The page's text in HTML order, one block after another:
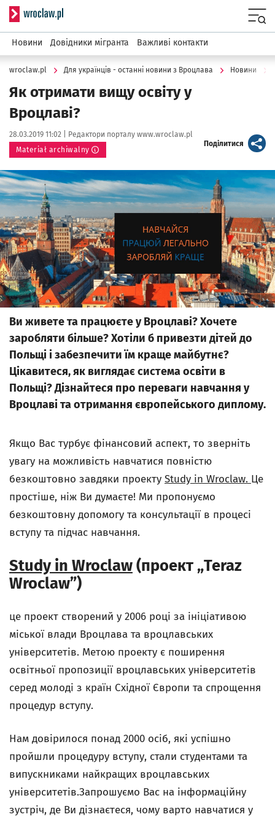
Serwis informacyjny wroclaw.pl
Новини Довідники мігранта Важливі контакти
wroclaw.pl Для українців - останні новини з Вроцлава Новини
Як отримати вищу освіту у
Вроцлаві?
Data publikacji:
28.03.2019 11:02 | Autor:
Редактори порталу www.wroclaw.pl
Materiał archiwalny
Поділитися artykuł
Kliknij, aby powiększyć
Ви живете та працюєте у Вроцлаві? Хочете
заробляти більше? Хотіли б привезти дітей до
Польщі і забезпечити їм краще майбутнє?
Цікавитеся, як виглядає система освіти в
Польщі? Дізнайтеся про переваги навчання у
Вроцлаві та отримання європейського диплому.
Якщо Вас турбує фінансовий аспект, то зверніть
увагу на можливість навчатися повністю
безкоштовно завдяки проекту Study in Wroclaw. Це
простіше, ніж Ви думаєте! Ми пропонуємо
безкоштовну допомогу та консультації в процесі
вступу та підчас навчання.
Study in Wroclaw(проект „Teraz
Wroclaw”)
це проект створений у 2006 році за ініціативою
міської влади Вроцлава та вроцлавських
університетів. Метою проекту є поширення
освітньої пропозиції вроцлавських університетів
серед молоді з країн Східної Європи та спрощення
процедур вступу.
Нам довірилося понад 2000 осіб, які успішно
пройшли процедуру вступу, стали студентами та
випускниками найкращих вроцлавських
університетів.Запрошуємо Вас на інформаційну
зустріч, де Ви дізнаєтеся, чому варто навчатися у